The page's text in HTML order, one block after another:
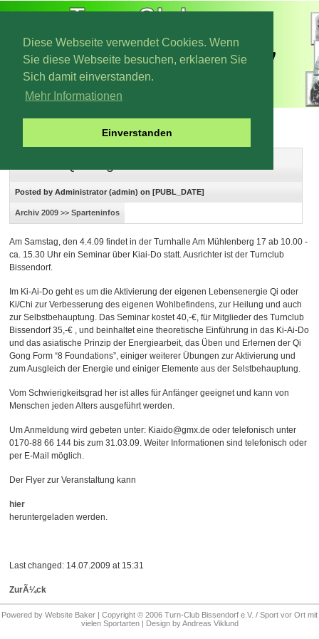
Diese Webseite verwendet Cookies. Wenn
Sie diese Webseite besuchen, erklaeren Sie
Sich damit einverstanden.
Mehr Informationen
Einverstanden
Posted by Administrator (admin) on [PUBL_DATE]
Archiv 2009 >>Sparteninfos
Am Samstag, den 4.4.09 findet in der Turnhalle Am Mühlenberg 17 ab 10.00 -
ca. 15.30 Uhr ein Seminar über Kiai-Do statt. Ausrichter ist der Turnclub
Bissendorf.
Im Ki-Ai-Do geht es um die Aktivierung der eigenen Lebensenergie Qi oder
Ki/Chi zur Verbesserung des eigenen Wohlbefindens, zur Heilung und auch
zur Selbstbehauptung. Das Seminar kostet 40,-€, für Mitglieder des Turnclub
Bissendorf 35,-€ , und beinhaltet eine theoretische Einführung in das Ki-Ai-Do
und das asiatische Prinzip der Energiearbeit, das Üben und Erlernen der Qi
Gong Form “8 Foundations”, einiger weiterer Übungen zur Aktivierung und
zum Ausgleich der Energie und einiger Elemente aus der Selstbehauptung.
Vom Schwierigkeitsgrad her ist alles für Anfänger geeignet und kann von
Menschen jeden Alters ausgeführt werden.
Um Anmeldung wird gebeten unter: Kiaido@gmx.de oder telefonisch unter
0170-88 66 144 bis zum 31.03.09. Weiter Informationen sind telefonisch oder
per E-Mail möglich.
Der Flyer zur Veranstaltung kann
hier
heruntergeladen werden.
Last changed: 14.07.2009 at 15:31
ZurÃ¼ck
Powered by Website Baker | Copyright © 2006 Turn-Club Bissendorf e.V. / Sport vor Ort mit
vielen Sportarten | Design byAndreas Viklund